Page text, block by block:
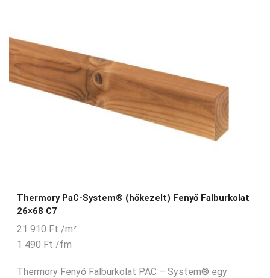
Thermory PaC-System® (hőkezelt) Fenyő Falburkolat
26×68 C7
21 910 Ft /m²
1 490 Ft /fm
Thermory Fenyő Falburkolat PAC – System® egy